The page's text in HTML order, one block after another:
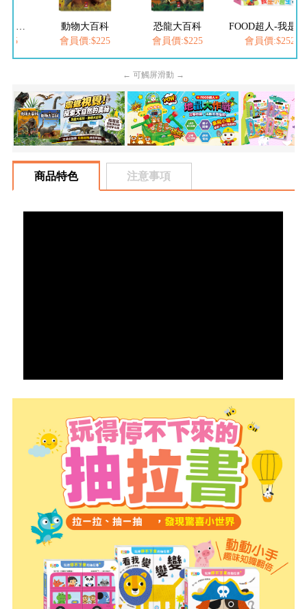
動物大百科
會員價:$225
恐龍大百科
會員價:$225
會員價:$252
← 可觸屏滑動 →
商品特色 注意事項